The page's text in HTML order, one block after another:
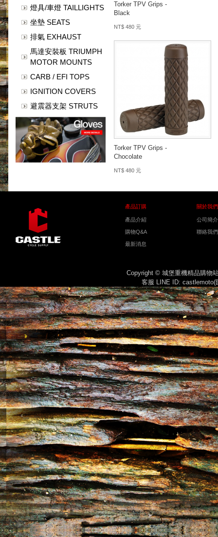
燈具/車燈 TAILLIGHTS
坐墊 SEATS
排氣 EXHAUST
馬達安裝板 TRIUMPH
MOTOR MOUNTS
CARB / EFI TOPS
IGNITION COVERS
避震器支架 STRUTS
Torker TPV Grips -
Black
NT$ 480 元
Torker TPV Grips -
Chocolate
NT$ 480 元
產品訂購 關於我們
產品介紹
購物Q&A
最新消息
公司簡介
聯絡我們
Copyright © 城堡重機精品購物
客服 LINE ID: